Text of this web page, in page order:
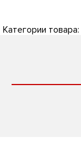
Категории товара: